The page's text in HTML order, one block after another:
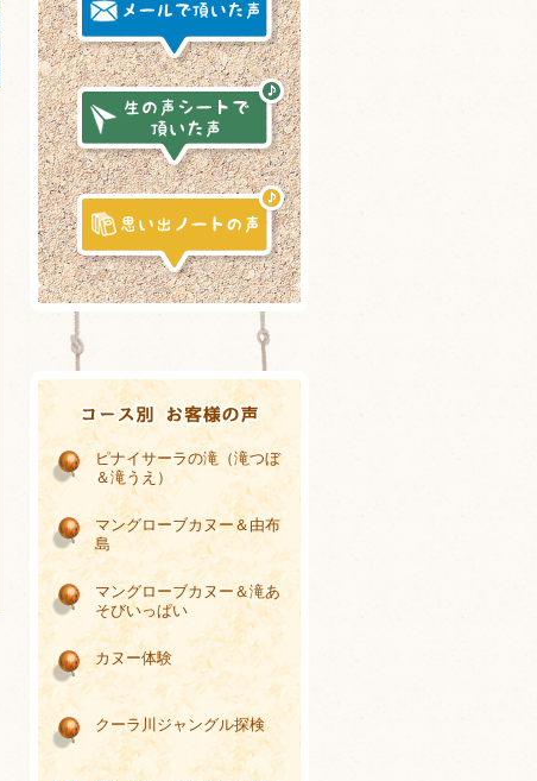
ピナイサーラの滝（滝つぼ
＆滝うえ）
マングローブカヌー＆由布
島
マングローブカヌー＆滝あ
そびいっぱい
カヌー体験
クーラ川ジャングル探検